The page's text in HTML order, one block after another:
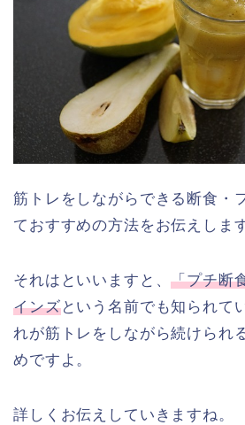
筋トレをしながらできる断食・
ておすすめの方法をお伝えします
それはといいますと、「プチ断
インズという名前でも知られて
れが筋トレをしながら続けられ
めですよ。
詳しくお伝えしていきますね。